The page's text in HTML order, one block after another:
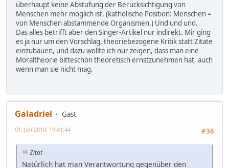
überhaupt keine Abstufung der Berücksichtigung von
Menschen mehr möglich ist. (katholische Position: Menschen =
von Menschen abstammende Organismen.) Und und und.
Das alles betrifft aber den Singer-Artikel nur indirekt. Mir ging
es ja nur um den Vorschlag, theoriebezogene Kritik statt Zitate
einzubauen, und dazu wollte ich nur zeigen, dass man eine
Moraltheorie bitteschön theoretisch ernstzunehmen hat, auch
wenn man sie nicht mag.
Galadriel
Gast
#36
01. Juli 2010, 19:41:44
Zitat
Natürlich hat man Verantwortung gegenüber den